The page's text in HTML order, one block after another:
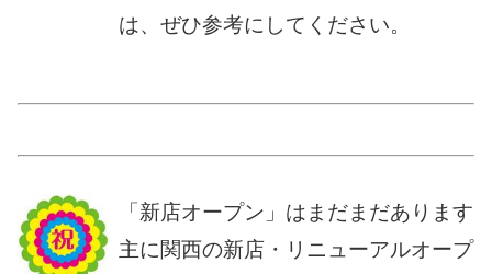
は、ぜひ参考にしてください。
「新店オープン」はまだまだあります
主に関西の新店・リニューアルオープ